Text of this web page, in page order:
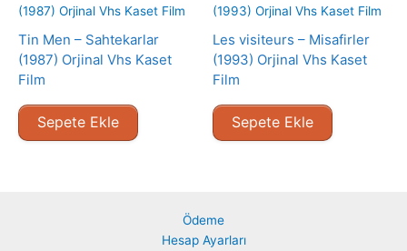
Tin Men – Sahtekarlar
(1987) Orjinal Vhs Kaset
Film
Sepete Ekle
Les visiteurs – Misafirler
(1993) Orjinal Vhs Kaset
Film
Sepete Ekle
Ödeme
Hesap Ayarları